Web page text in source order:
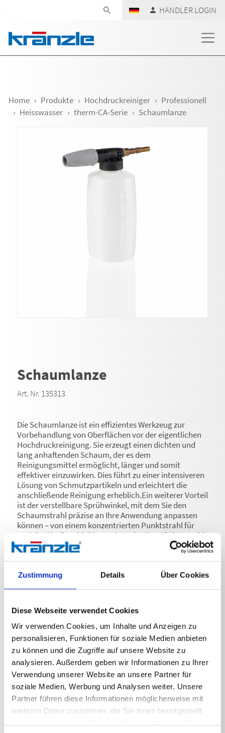
Zustimmung Details Über Cookies
Diese Webseite verwendet Cookies
Wir verwenden Cookies, um Inhalte und Anzeigen zu
personalisieren, Funktionen für soziale Medien anbieten
zu können und die Zugriffe auf unsere Website zu
analysieren. Außerdem geben wir Informationen zu Ihrer
Verwendung unserer Website an unsere Partner für
soziale Medien, Werbung und Analysen weiter. Unsere
Partner führen diese Informationen möglicherweise mit
weiteren Daten zusammen, die Sie ihnen bereitgestellt
HÄNDLER LOGIN
Home Produkte Hochdruckreiniger
Professionell
Heisswasser
therm-CA-Serie Schaumlanze
Schaumlanze
Art. Nr. 135313
Die Schaumlanze ist ein effizientes Werkzeug zur
Vorbehandlung von Oberflächen vor der eigentlichen
Hochdruckreinigung. Sie erzeugt einen dichten und
lang anhaftenden Schaum, der es dem
Reinigungsmittel ermöglicht, länger und somit
effektiver einzuwirken. Dies führt zu einer intensiveren
Lösung von Schmutzpartikeln und erleichtert die
anschließende Reinigung erheblich.Ein weiterer Vorteil
ist der verstellbare Sprühwinkel, mit dem Sie den
Schaumstrahl präzise an Ihre Anwendung anpassen
können – von einem konzentrierten Punktstrahl für
gezielte Einsätze bis hin zu einem breiten Fächerstrahl
für die großflächige Schaumanwendung.Die
Schaumlanze ist mit einem robusten 1-Liter-Behälter
unterbrechungsfreie Nutzung über einen längeren
verhindert ein Auslaufen des Reinigungsmittels.
Technische Angaben